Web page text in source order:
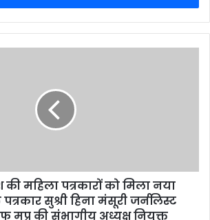
की महिला पत्रकारों को मिला नया
सुश्री हिना मंसूरी जर्नलिस्ट
की संभागीय अध्यक्ष नियुक्त